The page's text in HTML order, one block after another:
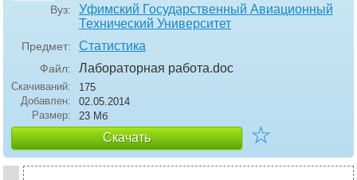
Вуз:
Уфимский Государственный Авиационный
Технический Университет
Предмет: Статистика
Файл: Лабораторная работа.doc
Скачиваний:
175
Добавлен:
02.05.2014
Размер:
23 Мб
Скачать ☆